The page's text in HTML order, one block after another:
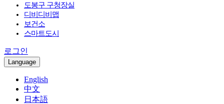
도봉구 구청장실
디비디비맵
보건소
스마트도시
로그인
Language
English
中文
日本語